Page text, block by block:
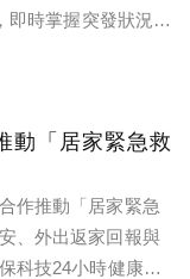
即時掌握突發狀況，
動「居家緊急救
作推動「居家緊急
、外出返家回報與
科技24小時健康守